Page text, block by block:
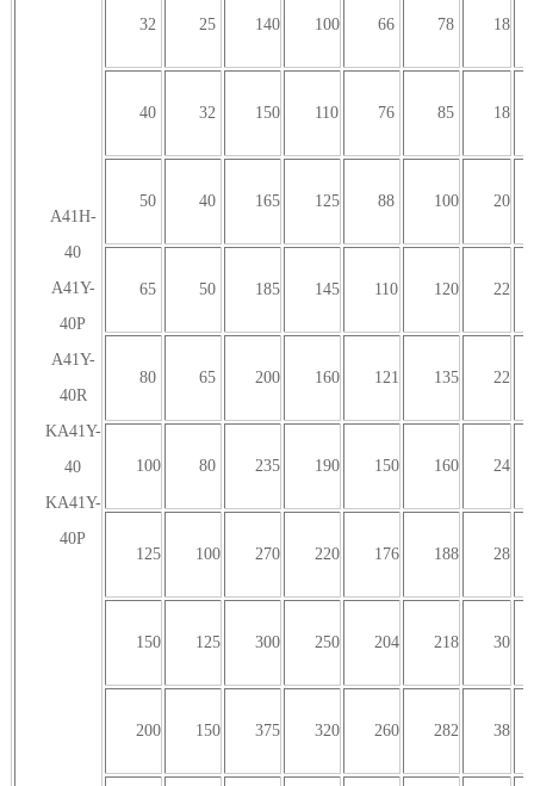
A41H-
40
A41Y-
40P
A41Y-
40R
KA41Y-
40
KA41Y-
40P
32 25 140 100 66 78 18
40 32 150 110 76 85 18
50 40 165 125 88 100 20
65 50 185 145 110 120 22
80 65 200 160 121 135 22
100 80 235 190 150 160 24
125 100 270 220 176 188 28
150 125 300 250 204 218 30
200 150 375 320 260 282 38